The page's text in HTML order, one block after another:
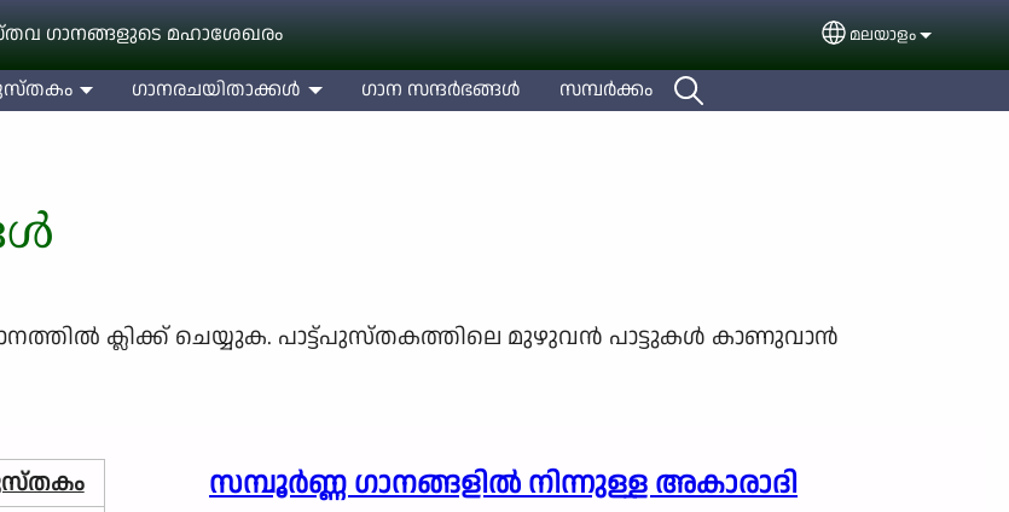
ഗാനങ്ങളുടെ മഹാശേഖരം Select your
മലയാളം
ഗാനരചയിതാക്കള്‍ ഗാന സന്ദര്‍ഭങ്ങള്‍ സമ്പര്‍ക്കം
ക്ലിക്ക് ചെയ്യുക. പാട്ട്പുസ്തകത്തിലെ മുഴുവന്‍ പാട്ടുകള്‍ കാണുവാന്‍
സമ്പൂർണ്ണ ഗാനങ്ങളില്‍ നിന്നുള്ള അകാരാദി